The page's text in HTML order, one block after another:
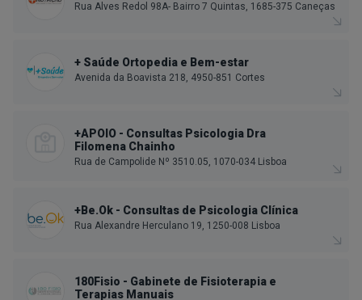
Rua Alves Redol 98A- Bairro 7 Quintas, 1685-375 Caneças
+ Saúde Ortopedia e Bem-estar
Avenida da Boavista 218, 4950-851 Cortes
+APOIO - Consultas Psicologia Dra
Filomena Chainho
Rua de Campolide Nº 3510.05, 1070-034 Lisboa
+Be.Ok - Consultas de Psicologia Clínica
Rua Alexandre Herculano 19, 1250-008 Lisboa
180Fisio - Gabinete de Fisioterapia e
Terapias Manuais